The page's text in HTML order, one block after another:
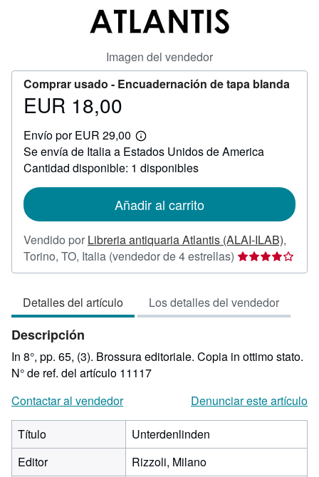
Imagen del vendedor
Comprar usado - Encuadernación de tapa blanda
Precio
18,00
EUR 18,00
Envío por EUR 29,00
Más
información
sobre
las
envío
Se envía de Italia a Estados Unidos de America
Cantidad disponible: 1 disponibles
Añadir al carrito
Vendido por Libreria antiquaria Atlantis (ALAI-ILAB),
Torino, TO, Italia (vendedor de 4 estrellas) Calificación
del
4
de
estrellas
Detalles del artículo Los detalles del vendedor
Descripción
In 8°, pp. 65, (3). Brossura editoriale. Copia in ottimo stato.
N° de ref. del artículo 11117
Contactar al vendedor
Denunciar este artículo
Título
Unterdenlinden
Editor
Rizzoli, Milano